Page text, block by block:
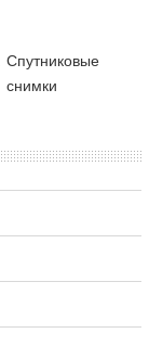
Cпутниковые
снимки